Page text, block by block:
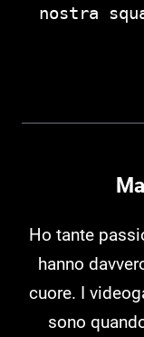
nostra
Ho tante
hanno
cuore. I
sono